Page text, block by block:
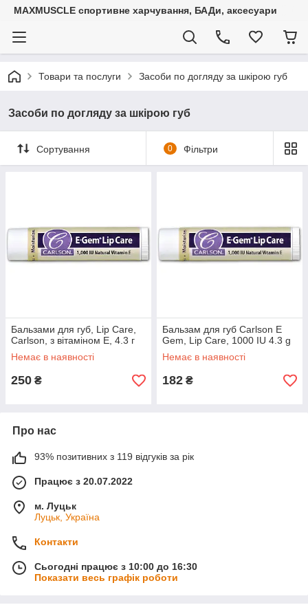
MAXMUSCLE спортивне харчування, БАДи, аксесуари
Товари та послуги Засоби по догляду за шкірою губ
Засоби по догляду за шкірою губ
Сортування 0 Фільтри
Бальзами для губ, Lip Care,
Carlson, з вітаміном Е, 4.3 г
Немає в наявності
250 ₴
Бальзам для губ Carlson E
Gem, Lip Care, 1000 IU 4.3 g
Немає в наявності
182 ₴
Про нас
93% позитивних з 119 відгуків за рік
Працює з 20.07.2022
м. Луцьк
Луцьк, Україна
Контакти
Сьогодні працює з 10:00 до 16:30
Показати весь графік роботи